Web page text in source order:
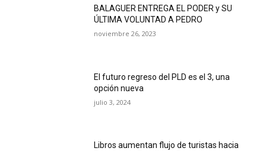
BALAGUER ENTREGA EL PODER y SU
ÚLTIMA VOLUNTAD A PEDRO
noviembre 26, 2023
El futuro regreso del PLD es el 3, una
opción nueva
julio 3, 2024
Libros aumentan flujo de turistas hacia